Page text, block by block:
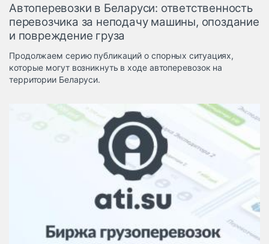
Таможня и ВЭД
Склады и
терминалы
Коммерческий
транспорт
Автосервис,
запчасти, шины
Топливо, масла и
автохимия
Дзен
Автоперевозки в Беларуси: ответственность
перевозчика за неподачу машины, опоздание
и повреждение груза
Продолжаем серию публикаций о спорных ситуациях,
которые могут возникнуть в ходе автоперевозок на
территории Беларуси.